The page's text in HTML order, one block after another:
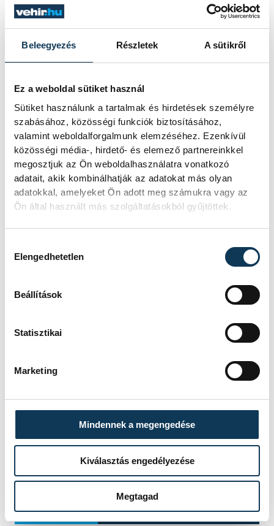
Beleegyezés Részletek A sütikről
Ez a weboldal sütiket használ
Sütiket használunk a tartalmak és hirdetések személyre
szabásához, közösségi funkciók biztosításához,
valamint weboldalforgalmunk elemzéséhez. Ezenkívül
közösségi média-, hirdető- és elemező partnereinkkel
megosztjuk az Ön weboldalhasználatra vonatkozó
adatait, akik kombinálhatják az adatokat más olyan
adatokkal, amelyeket Ön adott meg számukra vagy az
Ön által használt más szolgáltatásokból gyűjtöttek.
Elengedhetetlen
Beállítások
Statisztikai
Marketing
Mindennek a megengedése
Kiválasztás engedélyezése
Megtagad
második félidőben kidomborodott a
nagyobb játékerő – fogalmazottRóth
Kálmána veszprémiek honlapján. – Az
ellenfél két sorral játszott, amikor pedig
lement két-három kulcsjátékosunk,
játékosaim. Az ellenfelünk bizonyította,
amire a felkészülés folyamán
számítottunk. Nekünk nem ezeket a
mérkőzéseket kell megnyerni, viszont
rengeteget kell belőlük tanulni – tette
hozzá a szakember.
kézilabda
TOVÁBBI CIKKEK
KÉZILABDA